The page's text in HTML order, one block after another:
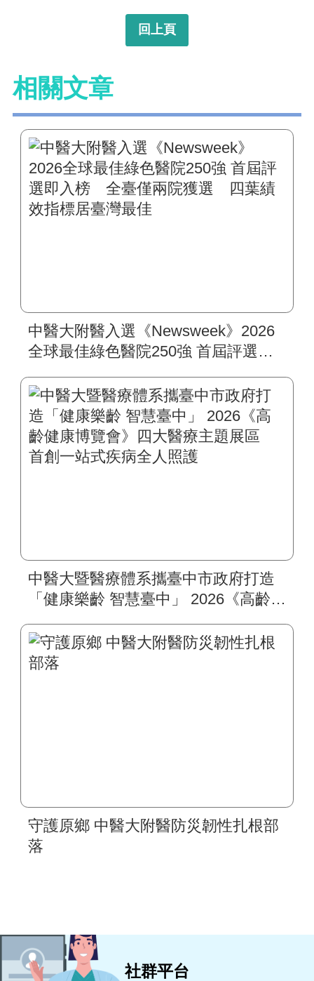
回上頁
相關文章
中醫大附醫入選《Newsweek》2026
全球最佳綠色醫院250強 首屆評選即
標居臺灣最佳
中醫大暨醫療體系攜臺中市政府打造
「健康樂齡 智慧臺中」 2026《高齡健
一站式疾病全人照護
守護原鄉 中醫大附醫防災韌性扎根部
落
社群平台